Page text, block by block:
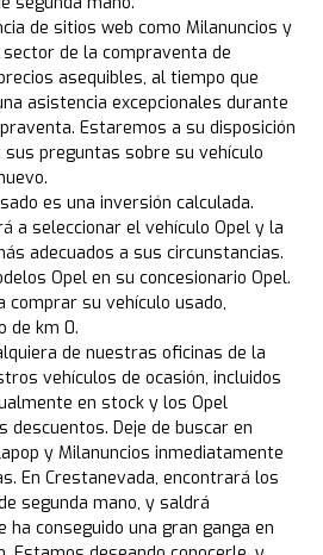
de sitios web como Milanuncios y
de la compraventa de
asequibles, al tiempo que
asistencia excepcionales durante
Estaremos a su disposición
preguntas sobre su vehículo
es una inversión calculada.
a seleccionar el vehículo Opel y la
adecuados a sus circunstancias.
Opel en su concesionario Opel.
comprar su vehículo usado,
de km 0.
de nuestras oficinas de la
vehículos de ocasión, incluidos
en stock y los Opel
descuentos. Deje de buscar en
y Milanuncios inmediatamente
En Crestanevada, encontrará los
segunda mano, y saldrá
ha conseguido una gran ganga en